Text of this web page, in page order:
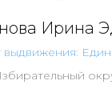
Ирина
выдвижения: